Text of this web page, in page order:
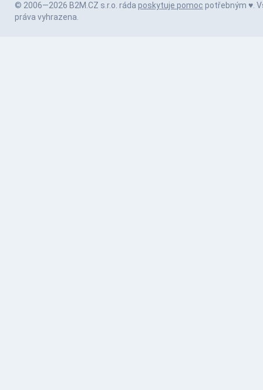
© 2006—2026 B2M.CZ s.r.o. ráda poskytuje pomoc potřebným ♥️.
práva vyhrazena.